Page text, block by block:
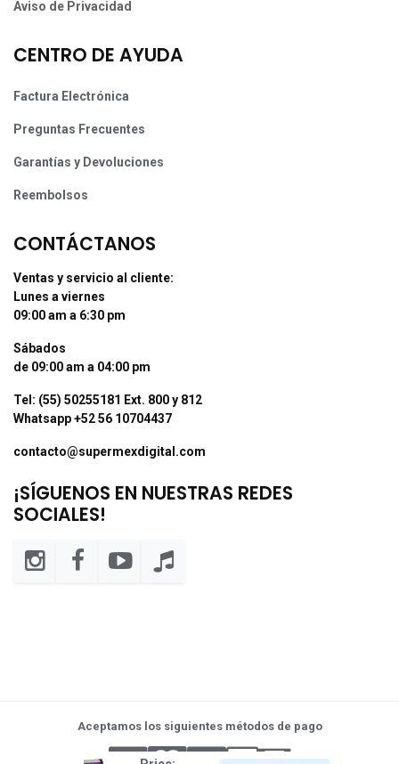
Aviso de Privacidad
CENTRO DE AYUDA
Factura Electrónica
Preguntas Frecuentes
Garantías y Devoluciones
Reembolsos
CONTÁCTANOS
Ventas y servicio al cliente:
Lunes a viernes
09:00 am a 6:30 pm
Sábados
de 09:00 am a 04:00 pm
Tel: (55) 50255181 Ext. 800 y 812
Whatsapp +52 56 10704437
contacto@supermexdigital.com
¡SÍGUENOS EN NUESTRAS REDES
SOCIALES!
Aceptamos los siguientes métodos de pago